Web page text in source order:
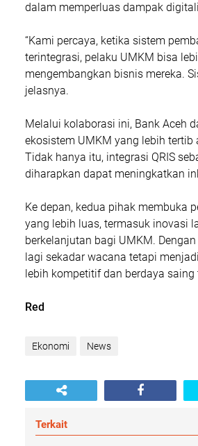
dalam memperluas dampak
“Kami percaya, ketika sistem
terintegrasi, pelaku UMKM bisa
mengembangkan bisnis mereka.
jelasnya.
Melalui kolaborasi ini, Bank Aceh
ekosistem UMKM yang lebih
Tidak hanya itu, integrasi QRIS
diharapkan dapat meningkatkan
Ke depan, kedua pihak membuka
yang lebih luas, termasuk inovasi
berkelanjutan bagi UMKM.
lagi sekadar wacana tetapi
lebih kompetitif dan berdaya saing
Red
Ekonomi News
Terkait